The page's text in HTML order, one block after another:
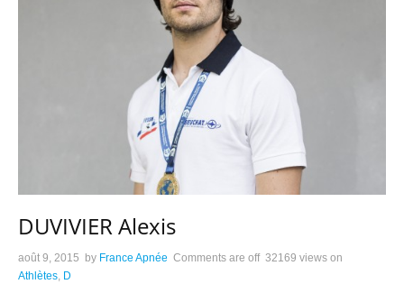
DUVIVIER Alexis
août 9, 2015 by France Apnée Comments are off 32169 views on
Athlètes, D